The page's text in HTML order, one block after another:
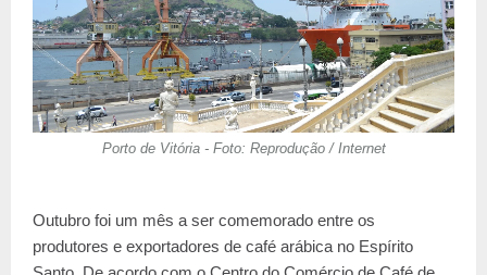
Porto de Vitória - Foto: Reprodução / Internet
Outubro foi um mês a ser comemorado entre os
produtores e exportadores de café arábica no Espírito